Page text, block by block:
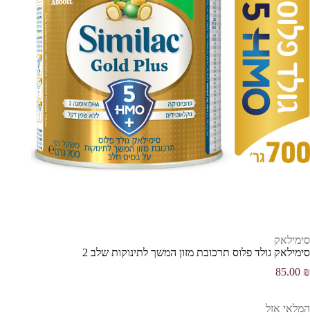
סימילאק
סימילאק גולד פלוס תרכובת מזון המשך לתינוקות שלב 2
85.00 ₪
המלאי אזל